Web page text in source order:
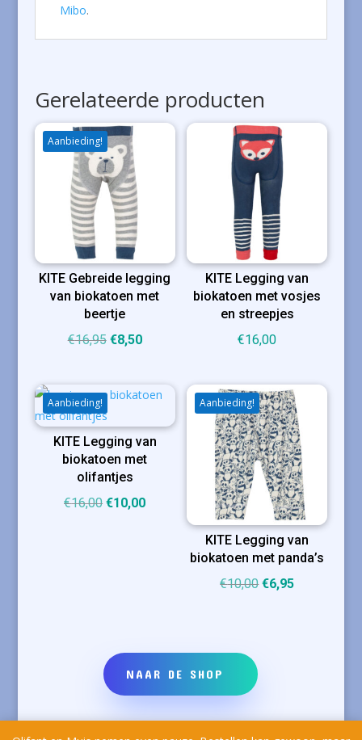
Mibo.
Gerelateerde producten
Aanbieding!
KITE Gebreide legging
van biokatoen met
beertje
€16,95 Oorspronkelijke
€16,95.
€8,50Huidige
€8,50.
KITE Legging van
biokatoen met vosjes
en streepjes
€16,00
Aanbieding!
KITE Legging van
biokatoen met
olifantjes
€16,00 Oorspronkelijke
€10,00Huidige
Aanbieding!
KITE Legging van
biokatoen met panda’s
€10,00Oorspronkelijke
€6,95Huidige
NAAR DE SHOP